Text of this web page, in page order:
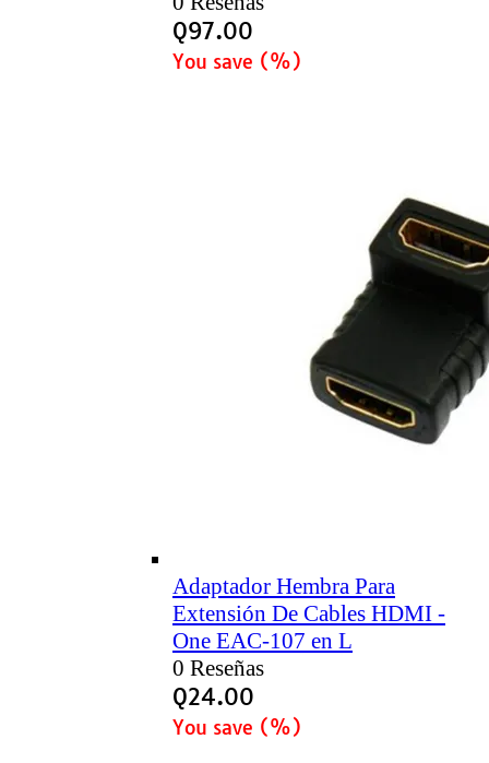
Q97.00
You save (%)
Adaptador Hembra Para
Extensión De Cables HDMI -
One EAC-107 en L
0 Reseñas
Q24.00
You save (%)